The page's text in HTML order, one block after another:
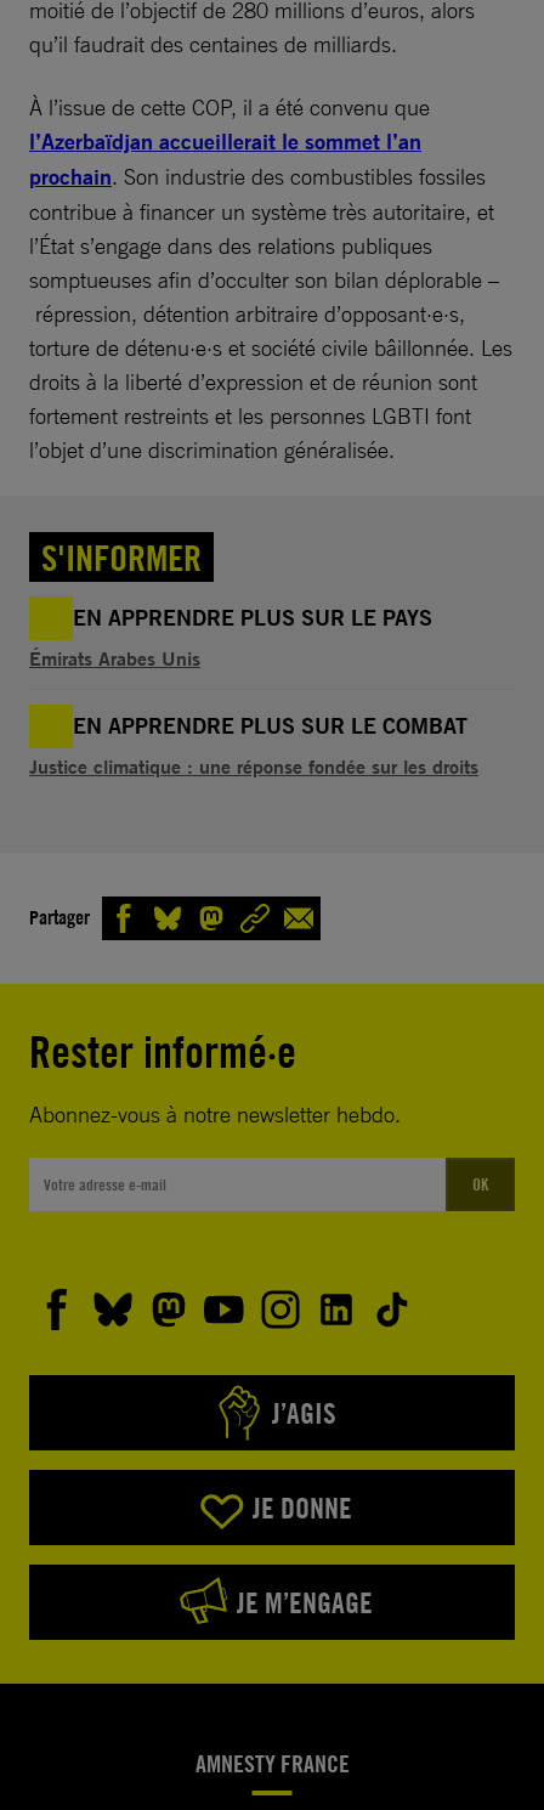
moitié de l’objectif de 280 millions d’euros, alors
qu’il faudrait des centaines de milliards.
À l’issue de cette COP, il a été convenu que
l’Azerbaïdjan accueillerait le sommet l’an
prochain. Son industrie des combustibles fossiles
contribue à financer un système très autoritaire, et
l’État s’engage dans des relations publiques
somptueuses afin d’occulter son bilan déplorable –
répression, détention arbitraire d’opposant·e·s,
torture de détenu·e·s et société civile bâillonnée. Les
droits à la liberté d’expression et de réunion sont
fortement restreints et les personnes LGBTI font
l’objet d’une discrimination généralisée.
S'INFORMER
EN APPRENDRE PLUS SUR LE PAYS
Émirats Arabes Unis
EN APPRENDRE PLUS SUR LE COMBAT
Justice climatique : une réponse fondée sur les droits
Partager
Rester informé·e
Abonnez-vous à notre newsletter hebdo.
OK
J’AGIS
JE DONNE
JE M’ENGAGE
AMNESTY FRANCE